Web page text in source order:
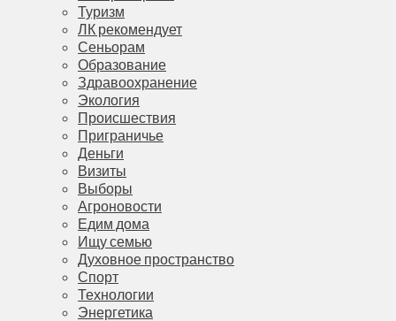
Туризм
ЛК рекомендует
Сеньорам
Образование
Здравоохранение
Экология
Происшествия
Приграничье
Деньги
Визиты
Выборы
Агроновости
Едим дома
Ищу семью
Духовное пространство
Спорт
Технологии
Энергетика